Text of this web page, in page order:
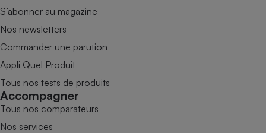
S’abonner au magazine
Nos newsletters
Commander une parution
Appli Quel Produit
Tous nos tests de produits
Accompagner
Tous nos comparateurs
Nos services